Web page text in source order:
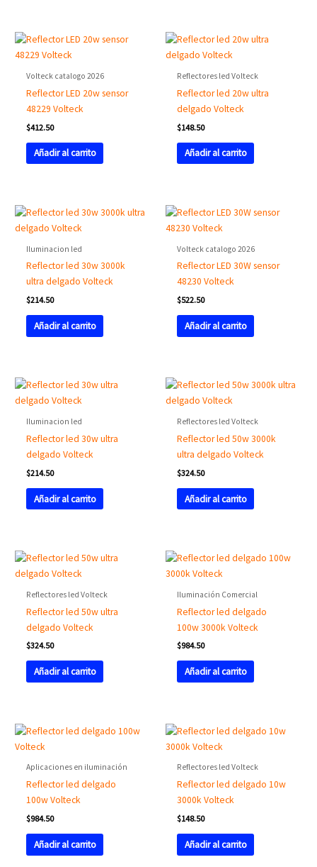
Volteck catalogo 2026
Reflector LED 20w sensor
48229 Volteck
$412.50
Añadir al carrito
Reflectores led Volteck
Reflector led 20w ultra
delgado Volteck
$148.50
Añadir al carrito
Iluminacion led
Reflector led 30w 3000k
ultra delgado Volteck
$214.50
Añadir al carrito
Volteck catalogo 2026
Reflector LED 30W sensor
48230 Volteck
$522.50
Añadir al carrito
Iluminacion led
Reflector led 30w ultra
delgado Volteck
$214.50
Añadir al carrito
Reflectores led Volteck
Reflector led 50w 3000k
ultra delgado Volteck
$324.50
Añadir al carrito
Reflectores led Volteck
Reflector led 50w ultra
delgado Volteck
$324.50
Añadir al carrito
Iluminación Comercial
Reflector led delgado
100w 3000k Volteck
$984.50
Añadir al carrito
Aplicaciones en iluminación
Reflector led delgado
100w Volteck
$984.50
Añadir al carrito
Reflectores led Volteck
Reflector led delgado 10w
3000k Volteck
$148.50
Añadir al carrito